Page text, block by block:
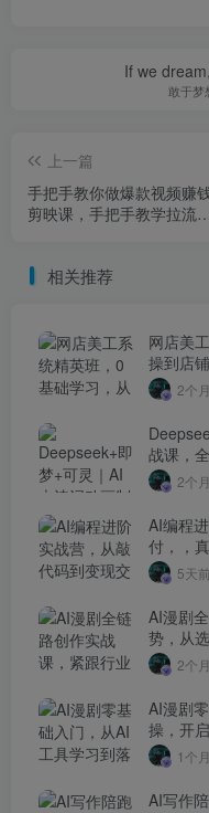
If we
敢于梦
上一篇
手把手教你做爆款视频赚
剪映课，手把手教学拉流涨
相关推荐
网店美
操到店
2个
战课，
2个
AI编程
付，，
盈利”的5天前
AI漫剧
势，从
质作品
2个
AI漫剧
操，开
1个
AI写作